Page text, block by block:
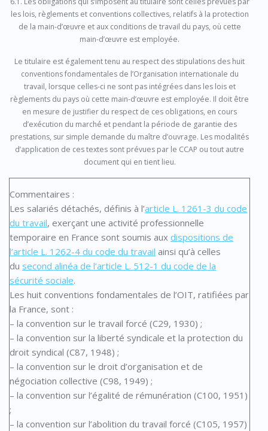
les lois, règlements et conventions collectives, relatifs à la protection
de la main-d’œuvre et aux conditions de travail du pays, où cette
main-d’œuvre est employée.
Le titulaire est également tenu au respect des stipulations des huit
conventions fondamentales de l’Organisation internationale du
travail, lorsque celles-ci ne sont pas intégrées dans les lois et
règlements du pays où cette main-d’œuvre est employée. Il doit être
en mesure de justifier du respect de ces obligations, en cours
d’exécution du marché et pendant la période de garantie des
prestations, sur simple demande du maître d’ouvrage. Les modalités
d’application de ces textes sont prévues par le CCAP ou tout autre
document qui en tient lieu.
Commentaires :
Les salariés détachés, définis à l’article L. 1261-3 du code
du travail, exerçant une activité professionnelle
temporaire en France sont soumis aux dispositions de
l’article L. 1262-4 du code du travail ainsi qu’à celles
du second alinéa de l’article L. 512-1 du code de la
sécurité sociale.
Les huit conventions fondamentales de l’OIT, ratifiées par
la France, sont :
– la convention sur le travail forcé (C29, 1930) ;
– la convention sur la liberté syndicale et la protection du
droit syndical (C87, 1948) ;
– la convention sur le droit d’organisation et de
négociation collective (C98, 1949) ;
– la convention sur l’égalité de rémunération (C100, 1951)
;
– la convention sur l’abolition du travail forcé (C105, 1957)